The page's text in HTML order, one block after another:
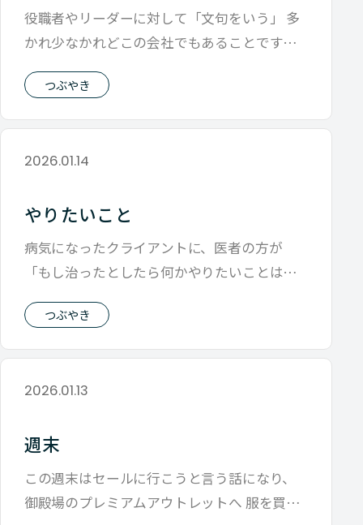
役職者やリーダーに対して「文句をいう」 多
かれ少なかれどこの会社でもあることです
つぶやき
2026.01.14
やりたいこと
病気になったクライアントに、医者の方が
「もし治ったとしたら何かやりたいことはあ
つぶやき
2026.01.13
週末
この週末はセールに行こうと言う話になり、
御殿場のプレミアムアウトレットへ 服を買い